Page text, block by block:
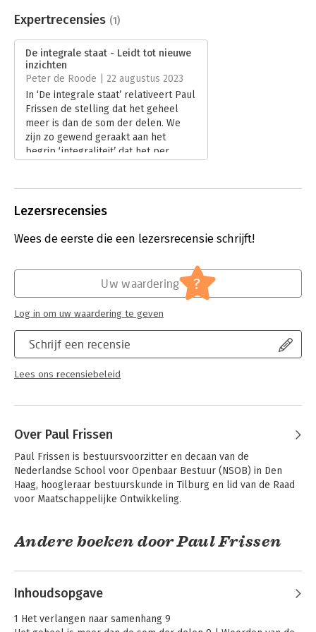
Bestandsformaat:
epub
Uitgever:
Boom
Druk:
Verschijningsdatum:
12-4-2023
Hoofdrubriek:
Mens en maatschappij
Jongbloed:
Staatsrecht algemeen
Expertrecensies (1)
De integrale staat - Leidt tot nieuwe
inzichten
Peter de Roode | 22 augustus 2023
In ‘De integrale staat’ relativeert Paul
Frissen de stelling dat het geheel
meer is dan de som der delen. We
zijn zo gewend geraakt aan het
begrip ‘integraliteit’ dat het per
bij ‘integraliteit’ de nodige
worden. Geen gemakkelijk boek,
Lezersrecensies
Wees de eerste die een lezersrecensie schrijft!
Schrijf een recensie
Lees ons recensiebeleid
Uw waardering ?
Log in om uw waardering te geven
Over Paul Frissen
Paul Frissen is bestuursvoorzitter en decaan van de
Nederlandse School voor Openbaar Bestuur (NSOB) in Den
Haag, hoogleraar bestuurskunde in Tilburg en lid van de Raad
voor Maatschappelijke Ontwikkeling.
Andere boeken door Paul Frissen
Inhoudsopgave
1 Het verlangen naar samenhang 9